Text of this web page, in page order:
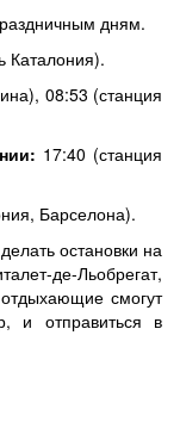
дням.
Каталония).
08:53 (станция
17:40 (станция
Барселона).
остановки на
де-Льобрегат,
смогут
и отправиться в